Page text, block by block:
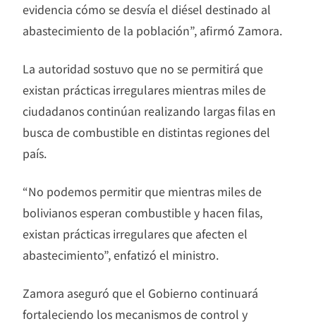
evidencia cómo se desvía el diésel destinado al
abastecimiento de la población”, afirmó Zamora.
La autoridad sostuvo que no se permitirá que
existan prácticas irregulares mientras miles de
ciudadanos continúan realizando largas filas en
busca de combustible en distintas regiones del
país.
“No podemos permitir que mientras miles de
bolivianos esperan combustible y hacen filas,
existan prácticas irregulares que afecten el
abastecimiento”, enfatizó el ministro.
Zamora aseguró que el Gobierno continuará
fortaleciendo los mecanismos de control y